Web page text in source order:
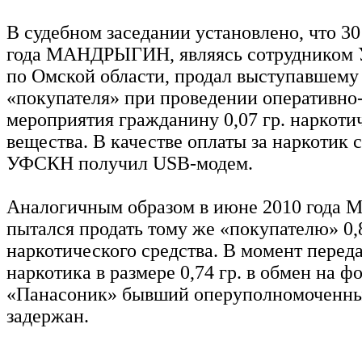
В судебном заседании установлено, что
года МАНДРЫГИН, являясь
по Омской области, продал выступавшему
«покупателя» при проведении
мероприятия гражданину 0,07 гр.
вещества. В качестве оплаты за наркотик
УФСКН получил USB-модем.
Аналогичным образом в июне 2010
пытался продать тому же «покупателю»
наркотического средства. В момент
наркотика в размере 0,74 гр. в обмен на
«Панасоник» бывший
задержан.